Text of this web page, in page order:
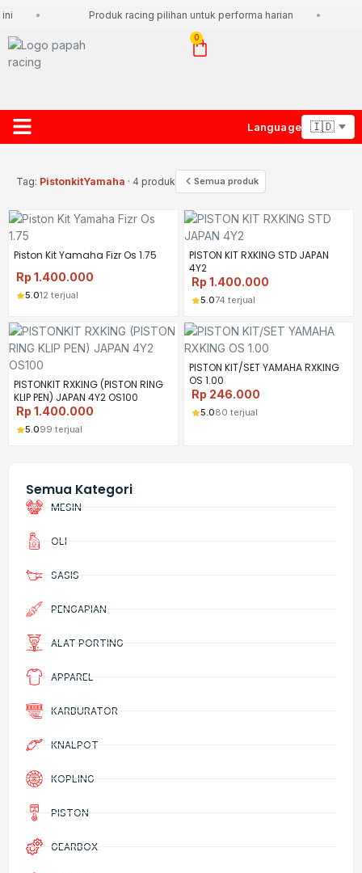
Produk racing pilihan untuk performa harian
0
Language
Semua Kategori
MESIN
OLI
SASIS
PENGAPIAN
ALAT PORTING
APPAREL
KARBURATOR
KNALPOT
KOPLING
PISTON
GEARBOX
Tag: PistonkitYamaha · 4 produk Semua produk
Piston Kit Yamaha Fizr Os 1.75
Rp 1.400.000
5.012 terjual
PISTON KIT RXKING STD JAPAN
4Y2
Rp 1.400.000
5.074 terjual
PISTONKIT RXKING (PISTON RING
KLIP PEN) JAPAN 4Y2 OS100
Rp 1.400.000
5.099 terjual
PISTON KIT/SET YAMAHA RXKING
OS 1.00
Rp 246.000
5.080 terjual